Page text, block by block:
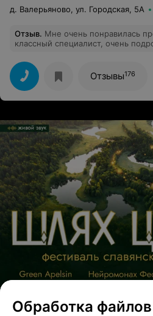
д. Валерьяново, ул. Городская, 5А
Отзыв. Мне очень понравилась
классный специалист, очень
заботлива.
Отзывы176
Обработка